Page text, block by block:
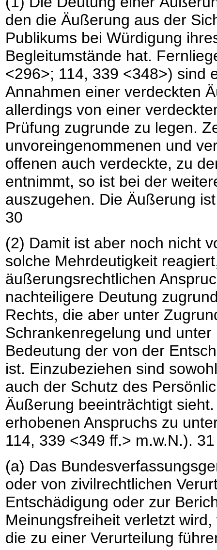
den die Äußerung aus der
Publikums bei Würdigung
Begleitumstände hat.
<296>; 114, 339 <348>) sind
Annahmen einer verdeckten
allerdings von einer
Prüfung zugrunde zu legen.
unvoreingenommenen und
offenen auch verdeckte, zu
entnimmt, so ist bei der
auszugehen. Die Äußerung
30
(2) Damit ist aber noch nicht
solche Mehrdeutigkeit
äußerungsrechtlichen
nachteiligere Deutung
Rechts, die aber unter
Schrankenregelung und
Bedeutung der von der
ist. Einzubeziehen sind
auch der Schutz des
Äußerung beeinträchtigt
erhobenen Anspruchs zu
114, 339 <349 ff.> m.w.N.). 31
(a) Das
oder von zivilrechtlichen
Entschädigung oder zur
Meinungsfreiheit verletzt
die zu einer Verurteilung